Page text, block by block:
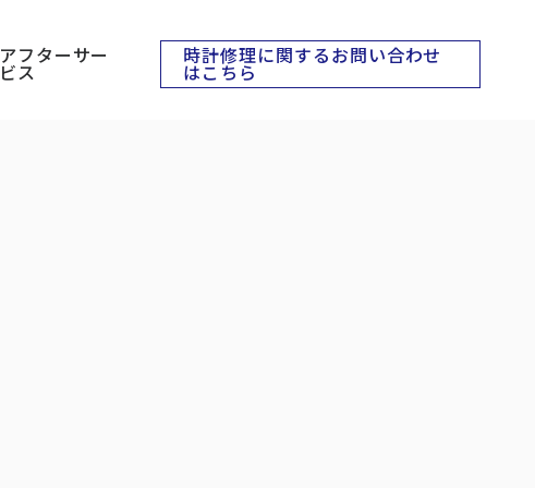
アフターサー
ビス
時計修理に関するお問い合わせ
はこちら